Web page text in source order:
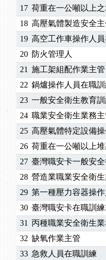
17 荷重在一公噸以上
18 高壓氣體製造安全
19 高空工作車操作人
20 防火管理人
21 施工架組配作業主管
22 鍋爐操作人員在職訓
23 一般安全衛生教育訓
24 職業安全衛生業務
25 高壓氣體特定設備
26 荷重在一公噸以上
27 臺灣職安卡一般安
28 營造業職業安全衛
29 第一種壓力容器操
30 臺灣職安卡在職訓練
31 丙種職業安全衛生
32 缺氧作業主管
33 急救人員在職訓練